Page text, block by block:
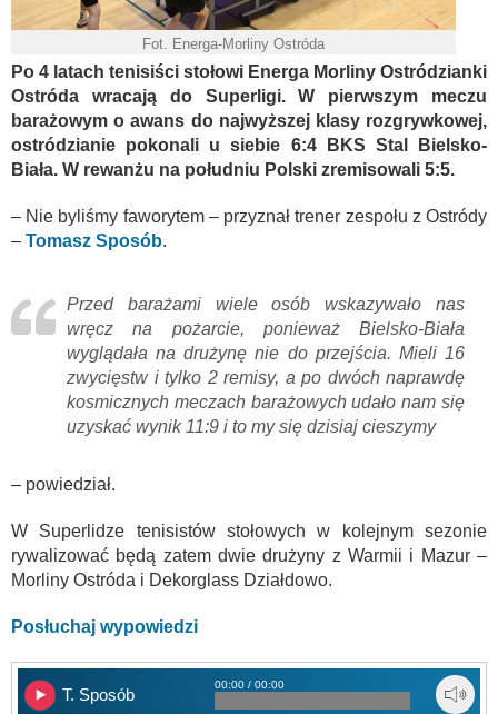
Fot. Energa-Morliny Ostróda
Po 4 latach tenisiści stołowi Energa Morliny Ostródzianki
Ostróda wracają do Superligi. W pierwszym meczu
barażowym o awans do najwyższej klasy rozgrywkowej,
ostródzianie pokonali u siebie 6:4 BKS Stal Bielsko-
Biała. W rewanżu na południu Polski zremisowali 5:5.
– Nie byliśmy faworytem – przyznał trener zespołu z Ostródy
– Tomasz Sposób.
Przed barażami wiele osób wskazywało nas
wręcz na pożarcie, ponieważ Bielsko-Biała
wyglądała na drużynę nie do przejścia. Mieli 16
zwycięstw i tylko 2 remisy, a po dwóch naprawdę
kosmicznych meczach barażowych udało nam się
uzyskać wynik 11:9 i to my się dzisiaj cieszymy
– powiedział.
W Superlidze tenisistów stołowych w kolejnym sezonie
rywalizować będą zatem dwie drużyny z Warmii i Mazur –
Morliny Ostróda i Dekorglass Działdowo.
Posłuchaj wypowiedzi
T. Sposób
00:00 / 00:00